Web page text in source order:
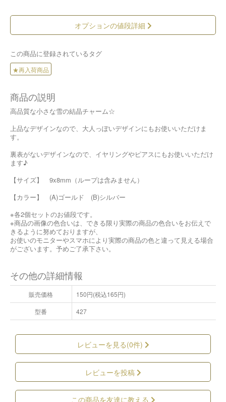
オプションの値段詳細
この商品に登録されているタグ
★再入荷商品
商品の説明
高品質な小さな雪の結晶チャーム☆
上品なデザインなので、大人っぽいデザインにもお使いいただけま
す。
裏表がないデザインなので、イヤリングやピアスにもお使いいただけ
ます♪
【サイズ】 9x8mm（ループは含みません）
【カラー】 (A)ゴールド (B)シルバー
※各2個セットのお値段です。
※商品の画像の色合いは、できる限り実際の商品の色合いをお伝えで
きるように努めておりますが、
お使いのモニターやスマホにより実際の商品の色と違って見える場合
がございます。予めご了承下さい。
その他の詳細情報
販売価格
150円(税込165円)
型番
427
レビューを見る(0件)
レビューを投稿
この商品を友達に教える